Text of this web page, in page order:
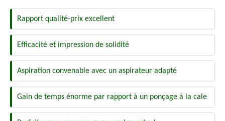
Rapport qualité-prix excellent
Efficacité et impression de solidité
Aspiration convenable avec un aspirateur adapté
Gain de temps énorme par rapport à un ponçage à la cale